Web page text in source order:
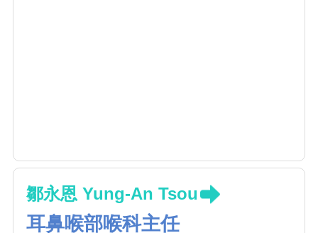
鄒永恩 Yung-An Tsou
耳鼻喉部喉科主任